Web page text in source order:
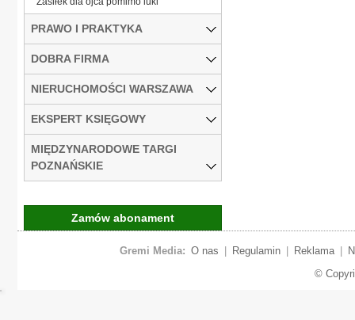
PRAWO I PRAKTYKA
DOBRA FIRMA
NIERUCHOMOŚCI WARSZAWA
EKSPERT KSIĘGOWY
MIĘDZYNARODOWE TARGI
POZNAŃSKIE
Zamów abonament
Gremi Media: O nas Regulamin Reklama
©